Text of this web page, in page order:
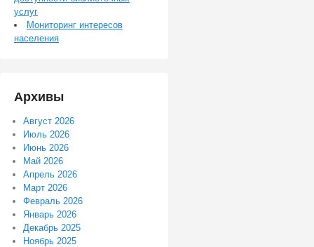
услуг
Мониторинг интересов
населения
Архивы
Август 2026
Июль 2026
Июнь 2026
Май 2026
Апрель 2026
Март 2026
Февраль 2026
Январь 2026
Декабрь 2025
Ноябрь 2025